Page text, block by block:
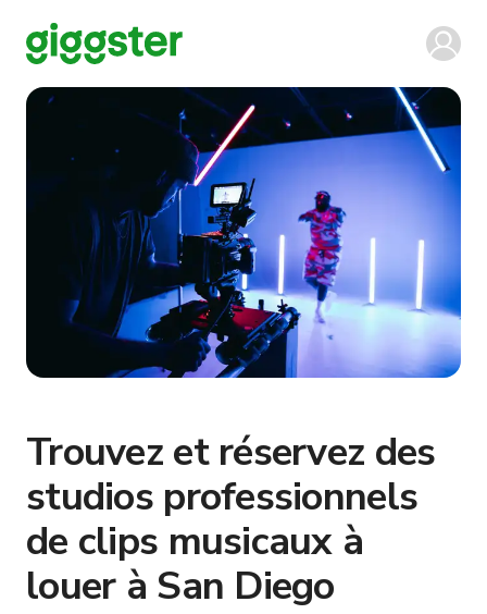
Trouvez et réservez des
studios professionnels
de clips musicaux à
louer à San Diego